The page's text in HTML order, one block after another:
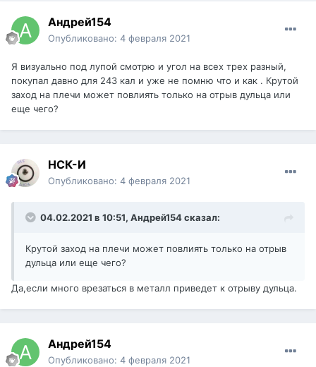
Андрей154
Опубликовано: 4 февраля 2021
Я визуально под лупой смотрю и угол на всех трех разный,
покупал давно для 243 кал и уже не помню что и как . Крутой
заход на плечи может повлиять только на отрыв дульца или
еще чего?
НСК-И
Опубликовано: 4 февраля 2021
04.02.2021 в 10:51, Андрей154сказал:
Крутой заход на плечи может повлиять только на отрыв
дульца или еще чего?
Да,если много врезаться в металл приведет к отрыву дульца.
Андрей154
Опубликовано: 4 февраля 2021